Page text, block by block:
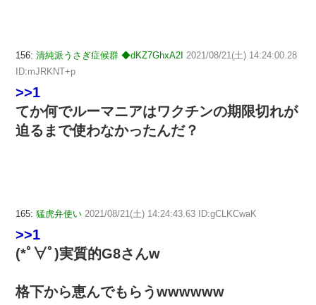
156: 清純派うさぎ症候群 ◆dKZ7GhxA2I 2021/08/21(土) 14:24:00.28
ID:mJRKNT+p
>>1
てか何でルーマニアはワクチンの期限切れが
迫るまで使わなかったんだ？
165: 猛虎弁使い 2021/08/21(土) 14:24:43.63 ID:gCLKCwaK
>>1
(*ﾟ∀ﾟ)実質的G8さんw
格下から恵んでもらうwwwwww